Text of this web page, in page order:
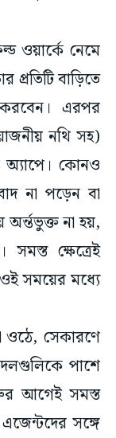
ওয়ার্কে নেমে
প্রতিটি বাড়িতে
এরপর
নথি সহ)
কোনও
না পড়েন বা
না হয়,
ক্ষেত্রেই
ওই সময়ের মধ্যে
ওঠে, সেকারণে
পাশে
আগেই সমস্ত
সঙ্গে